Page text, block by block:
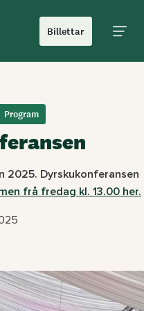
Billettar
Program
2025. Dyrskukonferansen
frå fredag kl. 13.00 her.